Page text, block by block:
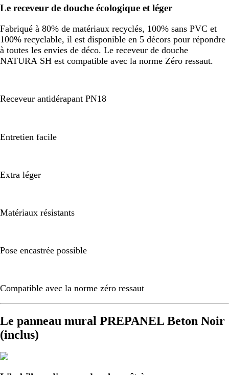
Le receveur de douche écologique et léger
Fabriqué à 80% de matériaux recyclés, 100% sans PVC et
100% recyclable, il est disponible en 5 décors pour répondre
à toutes les envies de déco. Le receveur de douche
NATURA SH est compatible avec la norme Zéro ressaut.
Receveur antidérapant PN18
Entretien facile
Extra léger
Matériaux résistants
Pose encastrée possible
Compatible avec la norme zéro ressaut
Le panneau mural PREPANEL Beton Noir
(inclus)